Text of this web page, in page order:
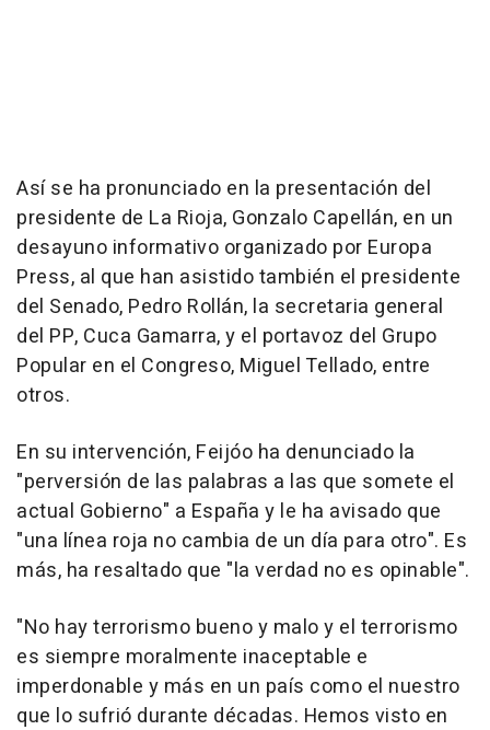
Así se ha pronunciado en la presentación del
presidente de La Rioja, Gonzalo Capellán, en un
desayuno informativo organizado por Europa
Press, al que han asistido también el presidente
del Senado, Pedro Rollán, la secretaria general
del PP, Cuca Gamarra, y el portavoz del Grupo
Popular en el Congreso, Miguel Tellado, entre
otros.
En su intervención, Feijóo ha denunciado la
"perversión de las palabras a las que somete el
actual Gobierno" a España y le ha avisado que
"una línea roja no cambia de un día para otro". Es
más, ha resaltado que "la verdad no es opinable".
"No hay terrorismo bueno y malo y el terrorismo
es siempre moralmente inaceptable e
imperdonable y más en un país como el nuestro
que lo sufrió durante décadas. Hemos visto en